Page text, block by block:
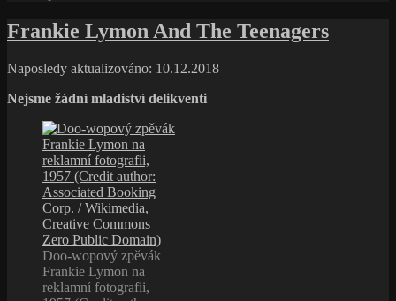
názvem
Patitucci
Remembrance
(2009,
Concord
Jazz)
Frankie Lymon And The Teenagers
Naposledy aktualizováno: 10.12.2018
Nejsme žádní mladiství delikventi
Doo-wopový zpěvák
Frankie Lymon na
reklamní fotografii,